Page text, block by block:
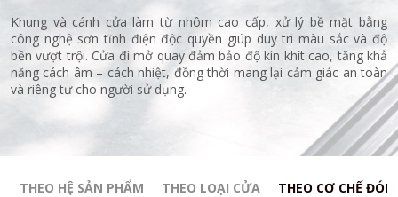
Khung và cánh cửa làm từ nhôm cao cấp, xử lý bề mặt bằng
công nghệ sơn tĩnh điện độc quyền giúp duy trì màu sắc và độ
bền vượt trội. Cửa đi mở quay đảm bảo độ kín khít cao, tăng khả
năng cách âm – cách nhiệt, đồng thời mang lại cảm giác an toàn
và riêng tư cho người sử dụng.
THEO HỆ SẢN PHẨM THEO LOẠI CỬA THEO CƠ CHẾ